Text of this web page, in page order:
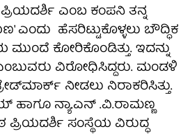
ಎಂಬ ಕಂಪನಿ ತನ್ನ
ಎಂದು ಹೆಸರಿಟ್ಟುಕೊಳ್ಳಲು ಬೌದ್ಧಿಕ
ಕೋರಿಕೊಂಡಿತ್ತು. ಇದನ್ನು
ವಿರೋಧಿಸಿದ್ದರು. ಮಂಡಳಿ
ನೀಡಲು ನಿರಾಕರಿಸಿತ್ತು.
ನ್ಯಾ.ಎನ್ .ವಿ.ರಾಮಣ್ಣ
ಪ್ರಿಯದರ್ಶಿ ಸಂಸ್ಥೆಯ ವಿರುದ್ಧ